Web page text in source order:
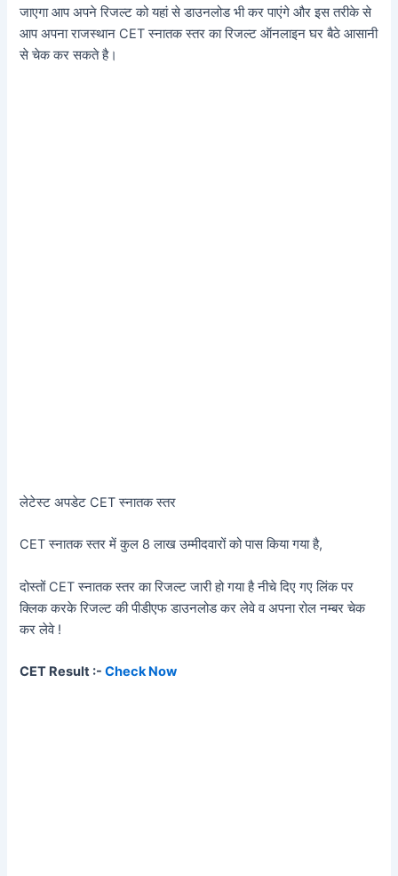
जाएगा आप अपने रिजल्ट को यहां से डाउनलोड भी कर पाएंगे और इस तरीके से
आप अपना राजस्थान CET स्नातक स्तर का रिजल्ट ऑनलाइन घर बैठे आसानी
से चेक कर सकते है।
लेटेस्ट अपडेट CET स्नातक स्तर
CET स्नातक स्तर में कुल 8 लाख उम्मीदवारों को पास किया गया है,
दोस्तों CET स्नातक स्तर का रिजल्ट जारी हो गया है नीचे दिए गए लिंक पर
क्लिक करके रिजल्ट की पीडीएफ डाउनलोड कर लेवे व अपना रोल नम्बर चेक
कर लेवे !
CET Result :-Check Now